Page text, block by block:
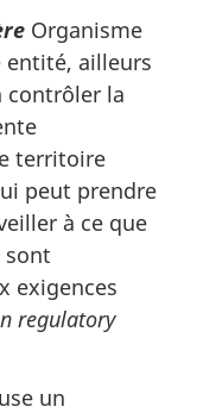
Organisme
ailleurs
contrôler la
territoire
peut prendre
à ce que
sont
exigences
regulatory
un